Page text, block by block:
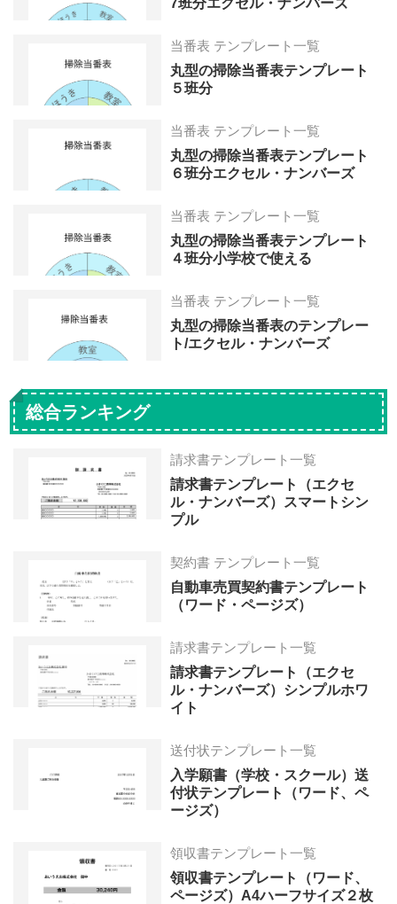
当番表 テンプレート一覧
丸型の掃除当番表テンプレート
５班分
当番表 テンプレート一覧
丸型の掃除当番表テンプレート
６班分エクセル・ナンバーズ
当番表 テンプレート一覧
丸型の掃除当番表テンプレート
４班分小学校で使える
当番表 テンプレート一覧
丸型の掃除当番表のテンプレー
ト/エクセル・ナンバーズ
総合ランキング
請求書テンプレート一覧
請求書テンプレート（エクセ
ル・ナンバーズ）スマートシン
プル
契約書 テンプレート一覧
自動車売買契約書テンプレート
（ワード・ページズ）
請求書テンプレート一覧
請求書テンプレート（エクセ
ル・ナンバーズ）シンプルホワ
イト
送付状テンプレート一覧
入学願書（学校・スクール）送
付状テンプレート（ワード、ペ
ージズ）
領収書テンプレート一覧
領収書テンプレート（ワード、
ページズ）A4ハーフサイズ２枚